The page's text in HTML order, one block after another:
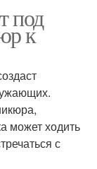
под
к
может ходить
с